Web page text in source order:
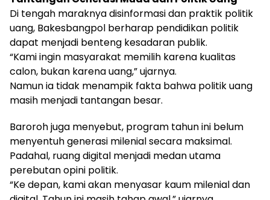
Di tengah maraknya disinformasi dan praktik politik
uang, Bakesbangpol berharap pendidikan politik
dapat menjadi benteng kesadaran publik.
“Kami ingin masyarakat memilih karena kualitas
calon, bukan karena uang,” ujarnya.
Namun ia tidak menampik fakta bahwa politik uang
masih menjadi tantangan besar.
Baroroh juga menyebut, program tahun ini belum
menyentuh generasi milenial secara maksimal.
Padahal, ruang digital menjadi medan utama
perebutan opini politik.
“Ke depan, kami akan menyasar kaum milenial dan